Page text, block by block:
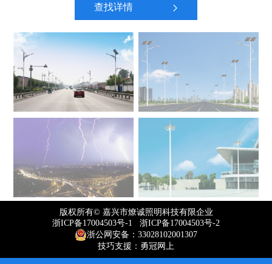
查找详情
版权所有© 嘉兴市燎诚照明科技有限企业
浙ICP备17004503号-1 浙ICP备17004503号-2
浙公网安备：33028102001307
技巧支援：勇冠网上